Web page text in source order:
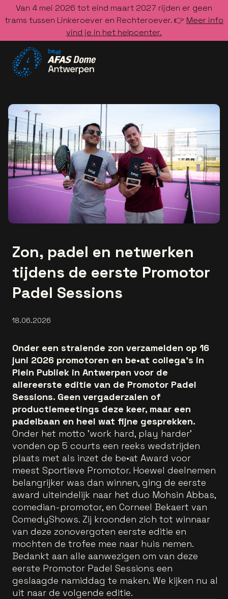
Van 4 mei 2026 tot eind maart 2027 rijden er geen
trams tussen Linkeroever en Rechteroever. 👉 Meer info
vind je in het helpcenter.
Zon, padel en netwerken
tijdens de eerste Promotor
Padel Sessions
18.06.2026
Onder een stralende zon verzamelden op 16
juni 2026 promotoren en be•at collega's in
Plein Publiek in Antwerpen voor de
allereerste editie van de Promotor Padel
Sessions. Geen vergaderzalen of
productiemeetings deze keer, maar een
padelbaan en heel wat fijne gesprekken.
Onder het motto 'work hard, play harder'
vonden op 5 courts een reeks wedstrijden
plaats met als inzet de be•at Award voor
meest Sportieve Promotor. Hoewel deelnemen
belangrijker was dan winnen, ging de eerste
award uiteindelijk naar het duo Mohsin Abbas,
comedian-promotor, en Corneel Bekaert van
ComedyShows. Zij kroonden zich tot winnaar
van deze zonovergoten eerste editie en
mochten de trofee mee naar huis nemen.
Bedankt aan alle aanwezigen om van deze
eerste Promotor Padel Sessions een
geslaagde namiddag te maken. We kijken nu al
uit naar de volgende editie.